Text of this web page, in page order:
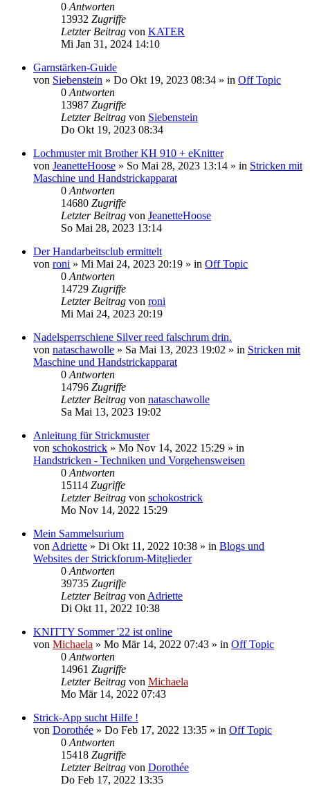
0 Antworten
13932 Zugriffe
Letzter Beitrag von KATER
Mi Jan 31, 2024 14:10
Garnstärken-Guide
von Siebenstein » Do Okt 19, 2023 08:34 » in Off Topic
0 Antworten
13987 Zugriffe
Letzter Beitrag von Siebenstein
Do Okt 19, 2023 08:34
Lochmuster mit Brother KH 910 + eKnitter
von JeanetteHoose » So Mai 28, 2023 13:14 » in Stricken mit
Maschine und Handstrickapparat
0 Antworten
14680 Zugriffe
Letzter Beitrag von JeanetteHoose
So Mai 28, 2023 13:14
Der Handarbeitsclub ermittelt
von roni » Mi Mai 24, 2023 20:19 » in Off Topic
0 Antworten
14729 Zugriffe
Letzter Beitrag von roni
Mi Mai 24, 2023 20:19
Nadelsperrschiene Silver reed falschrum drin.
von nataschawolle » Sa Mai 13, 2023 19:02 » in Stricken mit
Maschine und Handstrickapparat
0 Antworten
14796 Zugriffe
Letzter Beitrag von nataschawolle
Sa Mai 13, 2023 19:02
Anleitung für Strickmuster
von schokostrick » Mo Nov 14, 2022 15:29 » in
Handstricken - Techniken und Vorgehensweisen
0 Antworten
15114 Zugriffe
Letzter Beitrag von schokostrick
Mo Nov 14, 2022 15:29
Mein Sammelsurium
von Adriette » Di Okt 11, 2022 10:38 » in Blogs und
Websites der Strickforum-Mitglieder
0 Antworten
39735 Zugriffe
Letzter Beitrag von Adriette
Di Okt 11, 2022 10:38
KNITTY Sommer '22 ist online
von Michaela » Mo Mär 14, 2022 07:43 » in Off Topic
0 Antworten
14961 Zugriffe
Letzter Beitrag von Michaela
Mo Mär 14, 2022 07:43
Strick-App sucht Hilfe !
von Dorothée » Do Feb 17, 2022 13:35 » in Off Topic
0 Antworten
15418 Zugriffe
Letzter Beitrag von Dorothée
Do Feb 17, 2022 13:35